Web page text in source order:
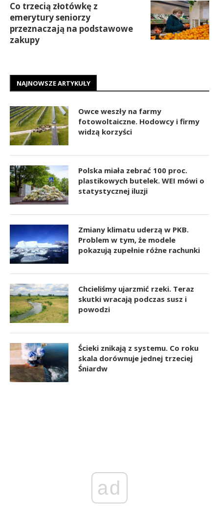
Co trzecią złotówkę z
emerytury seniorzy
przeznaczają na podstawowe
zakupy
NAJNOWSZE ARTYKUŁY
Owce weszły na farmy
fotowoltaiczne. Hodowcy i firmy
widzą korzyści
Polska miała zebrać 100 proc.
plastikowych butelek. WEI mówi o
statystycznej iluzji
Zmiany klimatu uderzą w PKB.
Problem w tym, że modele
pokazują zupełnie różne rachunki
Chcieliśmy ujarzmić rzeki. Teraz
skutki wracają podczas susz i
powodzi
Ścieki znikają z systemu. Co roku
skala dorównuje jednej trzeciej
Śniardw
ad